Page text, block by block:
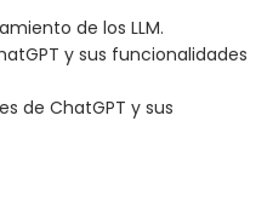
de los LLM.
y sus funcionalidades
de ChatGPT y sus